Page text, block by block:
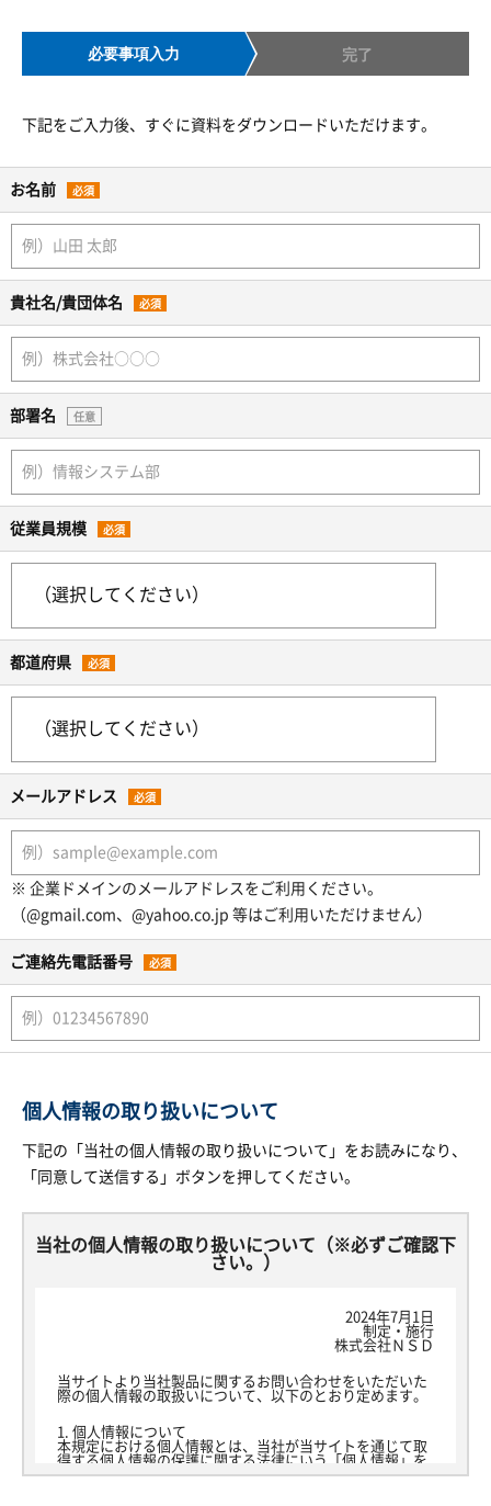
必要事項入力 完了
下記をご入力後、すぐに資料をダウンロードいただけます。
お名前 必須
貴社名/貴団体名 必須
部署名 任意
従業員規模 必須
都道府県 必須
メールアドレス 必須
※ 企業ドメインのメールアドレスをご利用ください。
（@gmail.com、@yahoo.co.jp 等はご利用いただけません）
ご連絡先電話番号 必須
個人情報の取り扱いについて
下記の「当社の個人情報の取り扱いについて」をお読みになり、
「同意して送信する」ボタンを押してください。
当社の個人情報の取り扱いについて（※必ずご確認下
さい。）
2024年7月1日
制定・施行
株式会社ＮＳＤ
当サイトより当社製品に関するお問い合わせをいただいた
際の個人情報の取扱いについて、以下のとおり定めます。
1. 個人情報について
本規定における個人情報とは、当社が当サイトを通じて取
得する個人情報の保護に関する法律にいう「個人情報」を
指し、生存する個人に関する情報であって、当該情報に含